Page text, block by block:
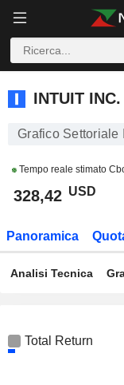
INTUIT INC.
INTUIT INC.
Grafico Settoriale
Tempo reale stimato
328,42 USD
Panoramica
Analisi Tecnica
Total Return